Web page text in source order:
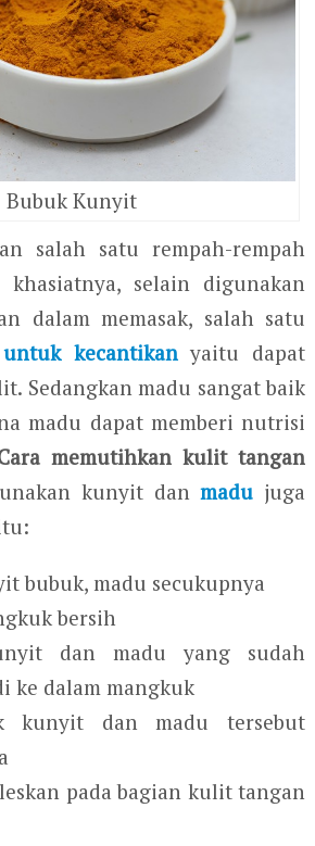
Bubuk Kunyit
salah satu rempah-rempah
selain digunakan
dalam memasak, salah satu
kecantikanyaitu dapat
Sedangkan madu sangat baik
madu dapat memberi nutrisi
memutihkan kulit tangan
kunyit danmadu juga
bubuk, madu secukupnya
bersih
dan madu yang sudah
ke dalam mangkuk
kunyit dan madu tersebut
pada bagian kulit tangan